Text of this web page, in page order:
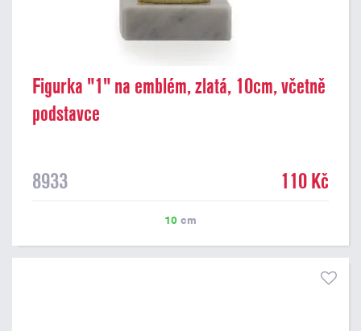
Figurka "1" na emblém, zlatá, 10cm, včetně
podstavce
8933 110 Kč
10 cm